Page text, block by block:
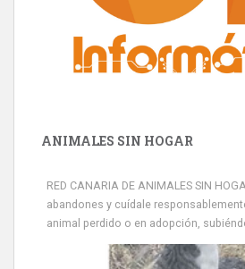
ANIMALES SIN HOGAR
RED CANARIA DE ANIMALES SIN
abandones y cuídale
animal perdido o en adopción,